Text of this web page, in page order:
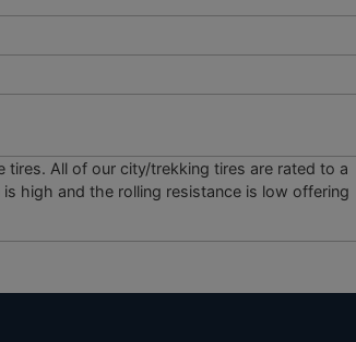
tires. All of our city/trekking tires are rated to a
high and the rolling resistance is low offering